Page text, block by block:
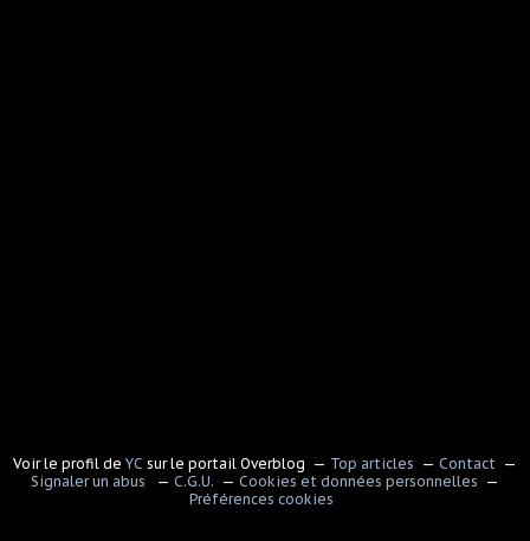
Voir le profil de YC sur le portail Overblog Top articles
Contact
Signaler un abus
C.G.U.
Cookies et données personnelles
Préférences cookies